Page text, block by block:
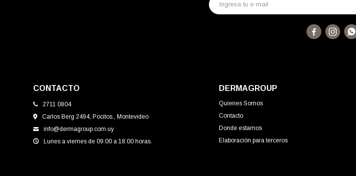
CONTACTO
2711 0804
Carlos Berg 2494, Pocitos., Montevideo
info@dermagroup.com.uy
Lunes a viernes de 09:00 a 18:00 horas.
DERMAGROUP
Quienes Somos
Contacto
Donde estamos
Elaboración para terceros
  